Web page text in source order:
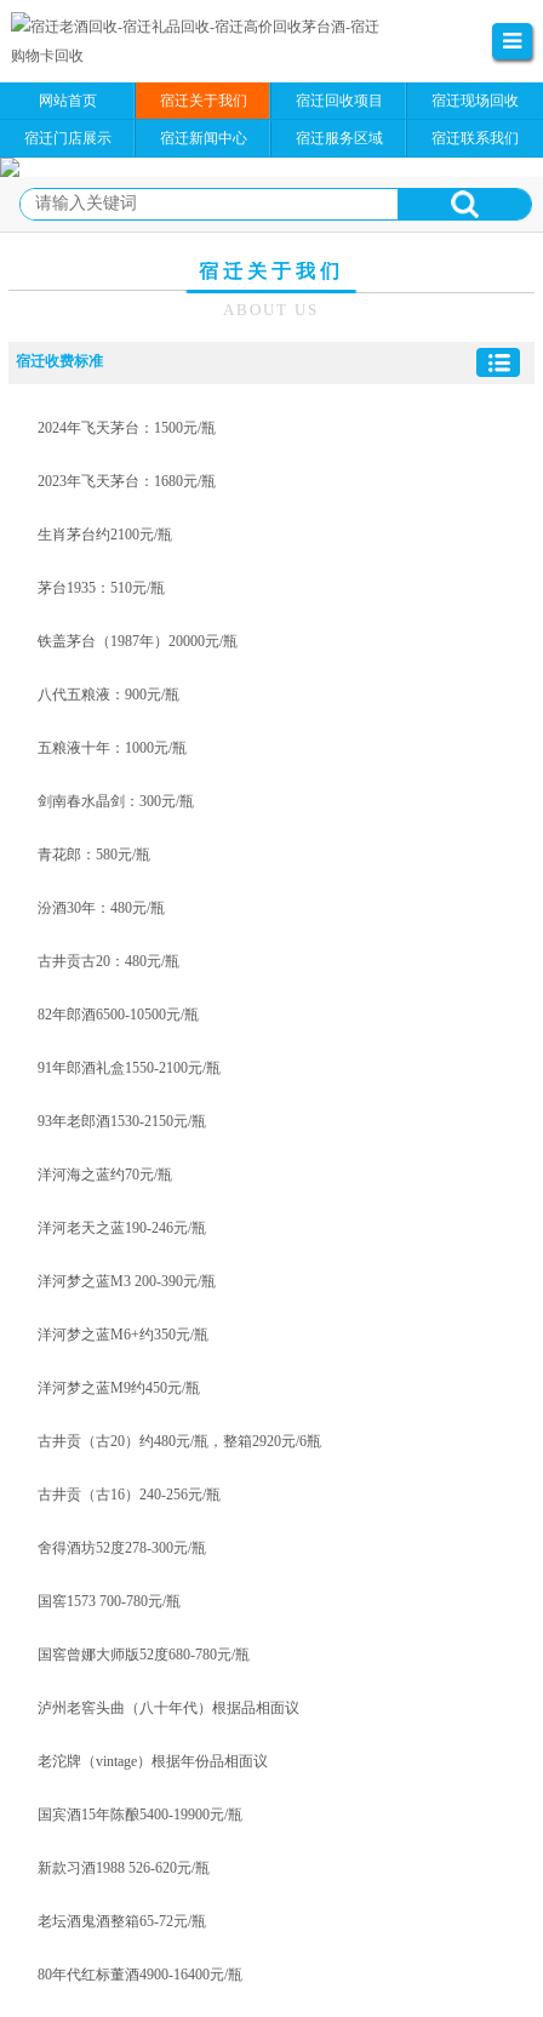
网站首页 宿迁关于我们 宿迁回收项目 宿迁现场回收
宿迁门店展示 宿迁新闻中心 宿迁服务区域 宿迁联系我们
宿迁关于我们
ABOUT US
宿迁收费标准
2024年飞天茅台：1500元/瓶
2023年飞天茅台：1680元/瓶
生肖茅台约2100元/瓶
茅台1935：510元/瓶
铁盖茅台（1987年）20000元/瓶
八代五粮液：900元/瓶
五粮液十年：1000元/瓶
剑南春水晶剑：300元/瓶
青花郎：580元/瓶
汾酒30年：480元/瓶
古井贡古20：480元/瓶
82年郎酒6500-10500元/瓶
91年郎酒礼盒1550-2100元/瓶
93年老郎酒1530-2150元/瓶
洋河海之蓝约70元/瓶
洋河老天之蓝190-246元/瓶
洋河梦之蓝M3 200-390元/瓶
洋河梦之蓝M6+约350元/瓶
洋河梦之蓝M9约450元/瓶
古井贡（古20）约480元/瓶，整箱2920元/6瓶
古井贡（古16）240-256元/瓶
舍得酒坊52度278-300元/瓶
国窖1573 700-780元/瓶
国窖曾娜大师版52度680-780元/瓶
泸州老窖头曲（八十年代）根据品相面议
老沱牌（vintage）根据年份品相面议
国宾酒15年陈酿5400-19900元/瓶
新款习酒1988 526-620元/瓶
老坛酒鬼酒整箱65-72元/瓶
80年代红标董酒4900-16400元/瓶